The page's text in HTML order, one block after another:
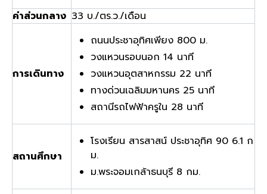
ค่าส่วนกลาง 33 บ./ตร.ว./เดือน
การเดินทาง
ถนนประชาอุทิศเพียง 800 ม.
วงแหวนรอบนอก 14 นาที
วงแหวนอุตสาหกรรม 22 นาที
ทางด่วนเฉลิมมหานคร 25 นาที
สถานีรถไฟฟ้าครูใน 28 นาที
สถานศึกษา
โรงเรียน สารสาสน์ ประชาอุทิศ 90 6.1 ก
ม.
ม.พระจอมเกล้าธนบุรี 8 กม.